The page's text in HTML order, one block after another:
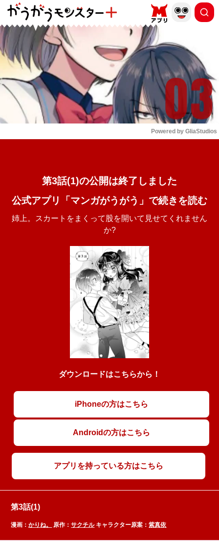
もっと読む
Powered by GliaStudios
第3話(1)の公開は終了しました
公式アプリ「マンガがうがう」で続きを読む
姉上。スカートをまくって股を開いて見せてくれません
か?
ダウンロードはこちらから！
iPhoneの方はこちら
Androidの方はこちら
アプリを持っている方はこちら
第3話(1)
漫画：かりね。 原作：サクチルキャラクター原案：紫真依